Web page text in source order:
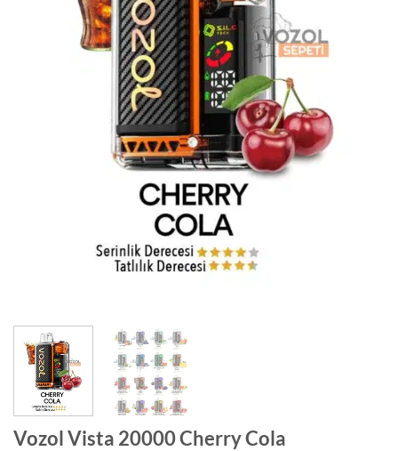
Vozol Vista 20000 Cherry Cola